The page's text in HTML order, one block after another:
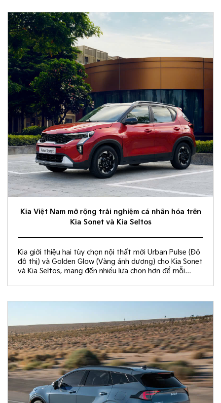
Kia Việt Nam mở rộng trải nghiệm cá nhân hóa trên
Kia Sonet và Kia Seltos
Kia giới thiệu hai tùy chọn nội thất mới Urban Pulse (Đỏ
đô thị) và Golden Glow (Vàng ánh dương) cho Kia Sonet
và Kia Seltos, mang đến nhiều lựa chọn hơn để mỗi